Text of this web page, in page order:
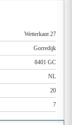
Wetterkant 27
Gorredijk
8401 GC
NL
20
7